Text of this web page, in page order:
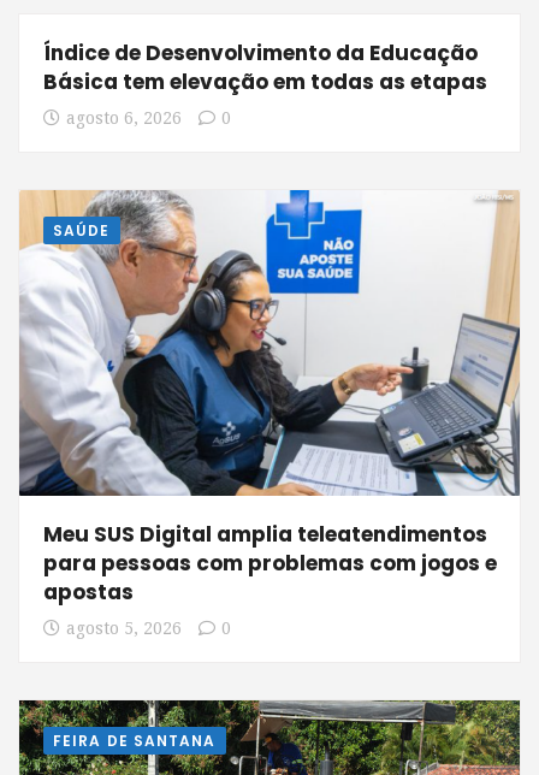
Índice de Desenvolvimento da Educação
Básica tem elevação em todas as etapas
agosto 6, 2026 0
SAÚDE
Meu SUS Digital amplia teleatendimentos
para pessoas com problemas com jogos e
apostas
agosto 5, 2026 0
FEIRA DE SANTANA